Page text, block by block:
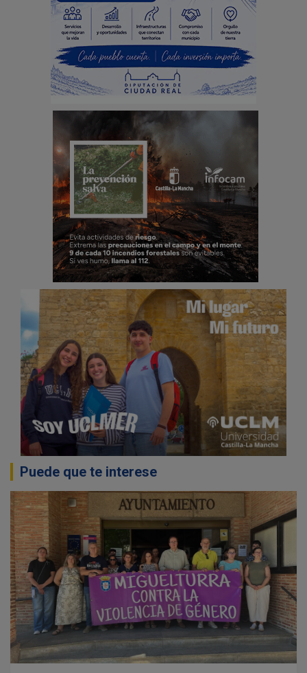
Puede que te interese